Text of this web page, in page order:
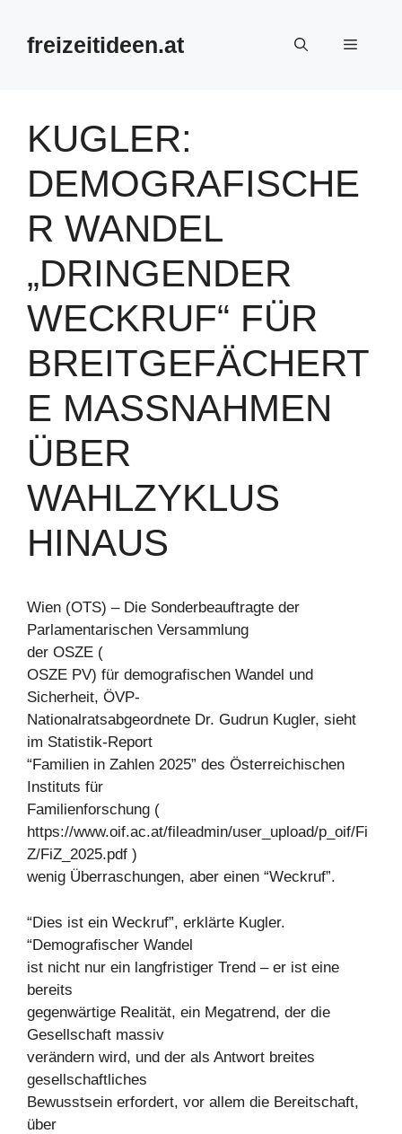
Inhalt
springenfreizeitideen.at Menü
KUGLER:
DEMOGRAFISCHE
R WANDEL
„DRINGENDER
WECKRUF“ FÜR
BREITGEFÄCHERT
E MASSNAHMEN Ü
BER W
AHLZYKLUS H
INAUS
Wien (OTS) – Die Sonderbeauftragte der
Parlamentarischen Versammlung
der OSZE (
OSZE PV) für demografischen Wandel und
Sicherheit, ÖVP-
Nationalratsabgeordnete Dr. Gudrun Kugler, sieht
im Statistik-Report
“Familien in Zahlen 2025” des Österreichischen
Instituts für
Familienforschung (
https://www.oif.ac.at/fileadmin/user_upload/p_oif/Fi
Z/FiZ_2025.pdf )
wenig Überraschungen, aber einen “Weckruf”.
“Dies ist ein Weckruf”, erklärte Kugler.
“Demografischer Wandel
ist nicht nur ein langfristiger Trend – er ist eine
bereits
gegenwärtige Realität, ein Megatrend, der die
Gesellschaft massiv
verändern wird, und der als Antwort breites
gesellschaftliches
Bewusstsein erfordert, vor allem die Bereitschaft,
über